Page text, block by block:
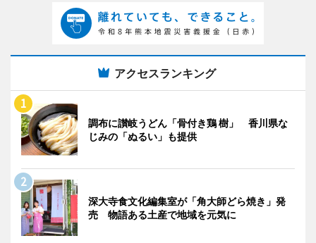
アクセスランキング
調布に讃岐うどん「骨付き鶏 樹」 香川県な
じみの「ぬるい」も提供
深大寺食文化編集室が「角大師どら焼き」発
売 物語ある土産で地域を元気に